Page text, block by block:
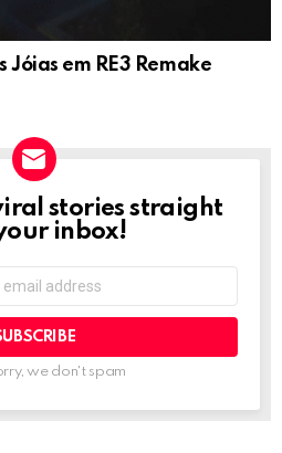
Jóias em RE3 Remake
stories straight
inbox!
we don't spam